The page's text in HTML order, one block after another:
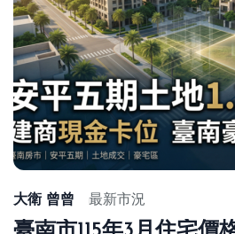
大衛 曾曾 最新市況